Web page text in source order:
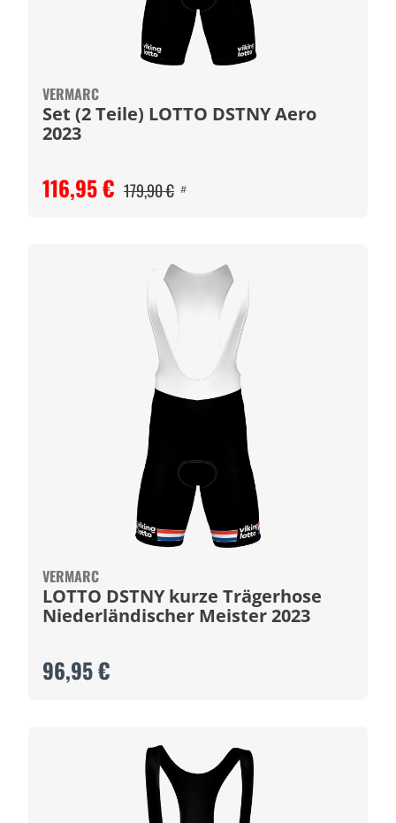
VERMARC
Set (2 Teile) LOTTO DSTNY Aero
2023
116,95 € 179,90 € #
VERMARC
LOTTO DSTNY kurze Trägerhose
Niederländischer Meister 2023
96,95 €